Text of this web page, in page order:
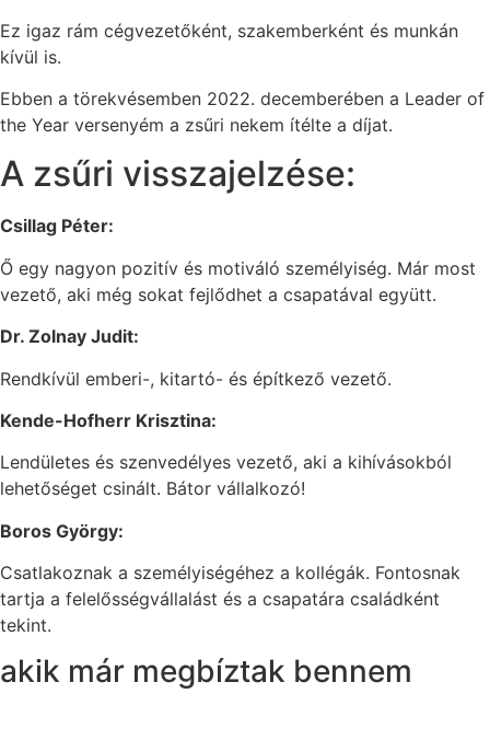
Ez igaz rám cégvezetőként, szakemberként és munkán
kívül is.
Ebben a törekvésemben 2022. decemberében a Leader of
the Year versenyém a zsűri nekem ítélte a díjat.
A zsűri visszajelzése:
Csillag Péter:
Ő egy nagyon pozitív és motiváló személyiség. Már most
vezető, aki még sokat fejlődhet a csapatával együtt.
Dr. Zolnay Judit:
Rendkívül emberi-, kitartó- és építkező vezető.
Kende-Hofherr Krisztina:
Lendületes és szenvedélyes vezető, aki a kihívásokból
lehetőséget csinált. Bátor vállalkozó!
Boros György:
Csatlakoznak a személyiségéhez a kollégák. Fontosnak
tartja a felelősségvállalást és a csapatára családként
tekint.
akik már megbíztak bennem